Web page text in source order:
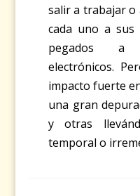
salir a trabajar o
cada uno a sus
pegados a
electrónicos.
impacto fuerte
una gran
y otras
temporal o